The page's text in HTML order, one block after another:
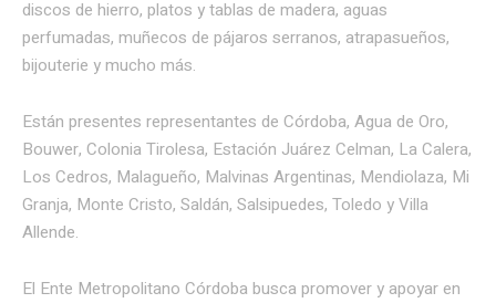
discos de hierro, platos y tablas de madera, aguas
perfumadas, muñecos de pájaros serranos, atrapasueños,
bijouterie y mucho más.
Están presentes representantes de Córdoba, Agua de Oro,
Bouwer, Colonia Tirolesa, Estación Juárez Celman, La Calera,
Los Cedros, Malagueño, Malvinas Argentinas, Mendiolaza, Mi
Granja, Monte Cristo, Saldán, Salsipuedes, Toledo y Villa
Allende.
El Ente Metropolitano Córdoba busca promover y apoyar en